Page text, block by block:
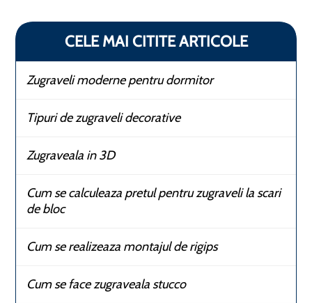
CELE MAI CITITE ARTICOLE
Zugraveli moderne pentru dormitor
Tipuri de zugraveli decorative
Zugraveala in 3D
Cum se calculeaza pretul pentru zugraveli la scari
de bloc
Cum se realizeaza montajul de rigips
Cum se face zugraveala stucco